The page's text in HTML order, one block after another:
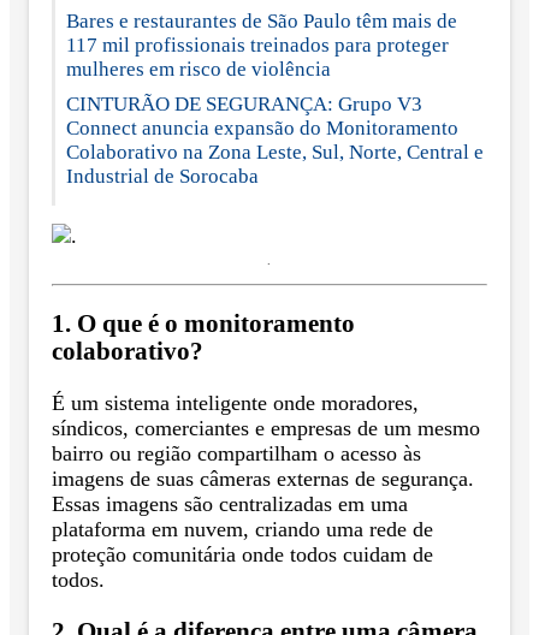
Bares e restaurantes de São Paulo têm mais de
117 mil profissionais treinados para proteger
mulheres em risco de violência
CINTURÃO DE SEGURANÇA: Grupo V3
Connect anuncia expansão do Monitoramento
Colaborativo na Zona Leste, Sul, Norte, Central e
Industrial de Sorocaba
1. O que é o monitoramento
colaborativo?
É um sistema inteligente onde moradores,
síndicos, comerciantes e empresas de um mesmo
bairro ou região compartilham o acesso às
imagens de suas câmeras externas de segurança.
Essas imagens são centralizadas em uma
plataforma em nuvem, criando uma rede de
proteção comunitária onde todos cuidam de
todos.